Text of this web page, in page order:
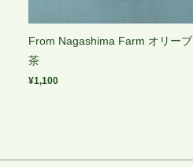
From Nagashima Farm オリーブ
茶
¥1,100